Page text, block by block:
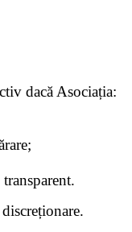
dacă Asociația: